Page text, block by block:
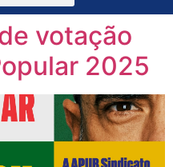
votação
2025